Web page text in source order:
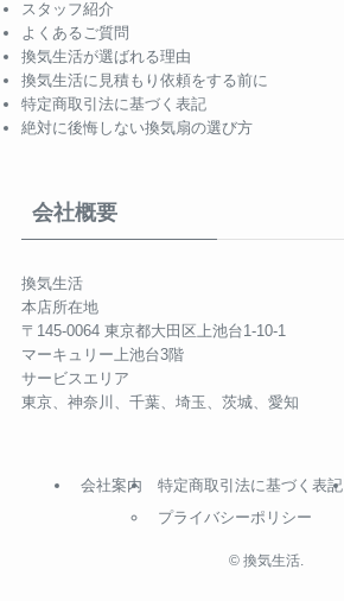
スタッフ紹介
よくあるご質問
換気生活が選ばれる理由
換気生活に見積もり依頼をする前に
特定商取引法に基づく表記
絶対に後悔しない換気扇の選び方
会社概要
換気生活
本店所在地
〒145-0064 東京都大田区上池台1-10-1
マーキュリー上池台3階
サービスエリア
東京、神奈川、千葉、埼玉、茨城、愛知
会社案内
特定商取引法に基づく表記
プライバシーポリシー
©換気生活.